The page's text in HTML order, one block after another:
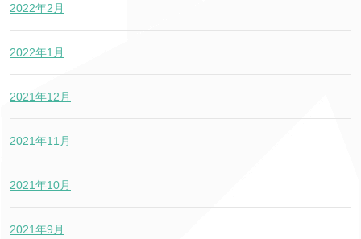
2022年2月
2022年1月
2021年12月
2021年11月
2021年10月
2021年9月